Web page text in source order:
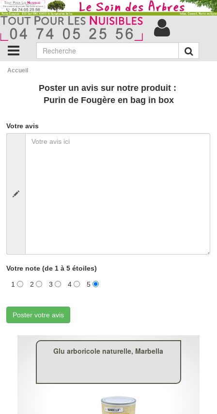
Accueil
Poster un avis sur notre produit :
Purin de Fougère en bag in box
Votre avis
Votre note (de 1 à 5 étoiles)
1 2 3 4 5
Poster votre avis
Glu arboricole naturelle, Marbella